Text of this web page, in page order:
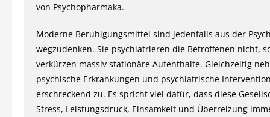
von Psychopharmaka.
Moderne Beruhigungsmittel sind jedenfalls aus der
wegzudenken. Sie psychiatrieren die Betroffenen nicht,
verkürzen massiv stationäre Aufenthalte. Gleichzeitig
psychische Erkrankungen und psychiatrische
erschreckend zu. Es spricht viel dafür, dass diese
Stress, Leistungsdruck, Einsamkeit und Überreizung